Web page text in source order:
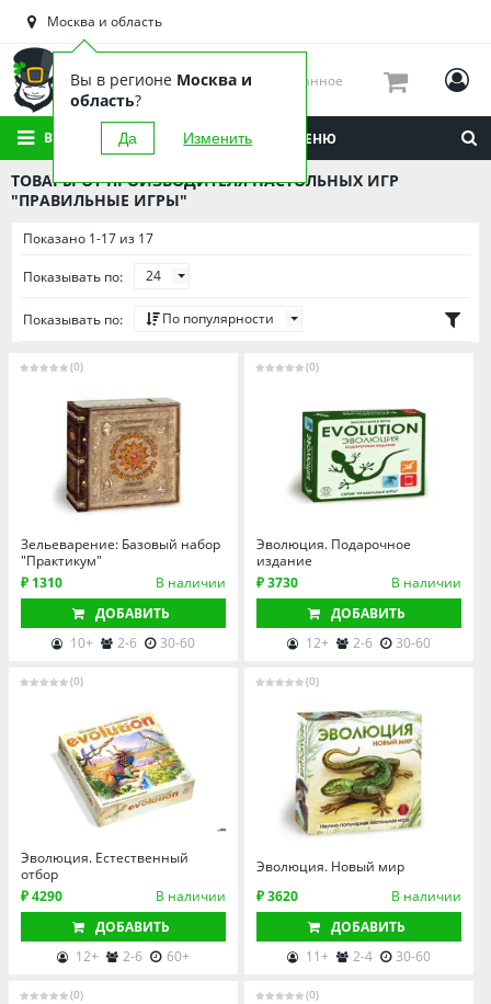
Башкортостан
Брянская область
Вологодская область
Воронежская область
Иркутская область
Калининградская область
Кировская область
Липецкая область
Мордовия
Москва и область
Нижегородская область
Новосибирская область
Омская область
Пензенская область
Пермский край
Ростовская область
Санкт-Петербург и область
Самарская область
Саратовская область
Свердловская область
Смоленская область
Ставропольский край
Тамбовская область
Татарстан
Тверская область
Томская область
Москва и область
Вы в регионе Москва и
область?
Да Изменить
Избранное
ВСЕ КАТЕГОРИИ МЕНЮ
ТОВАРЫ ОТ ПРОИЗВОДИТЕЛЯ НАСТОЛЬНЫХ ИГР
"ПРАВИЛЬНЫЕ ИГРЫ"
Показано 1-17 из 17
Показывать по: 24
Показывать по: По популярности
(0)
Зельеварение: Базовый набор
"Практикум"
₽ 1310
В наличии
ДОБАВИТЬ
10+
2-6 30-60
(0)
Эволюция. Подарочное
издание
₽ 3730
В наличии
ДОБАВИТЬ
12+
2-6 30-60
(0)
Эволюция. Естественный
отбор
₽ 4290
В наличии
ДОБАВИТЬ
12+
2-6 60+
(0)
Эволюция. Новый мир
₽ 3620
В наличии
ДОБАВИТЬ
11+
2-4 30-60
(0) (0)